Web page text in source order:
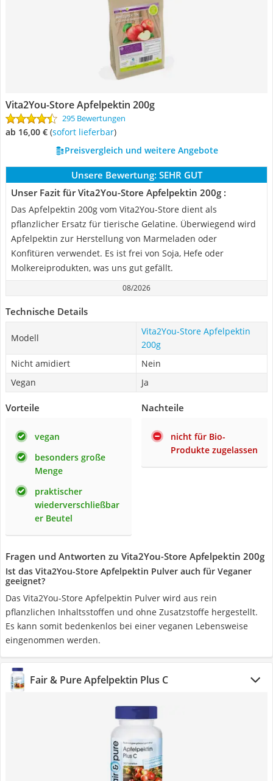
Vita2You-Store Apfelpektin 200g
295 Bewertungen
ab 16,00 € ( Sofort lieferbar)
Preisvergleich und weitere Angebote
Unsere Bewertung: SEHR GUT
Unser Fazit für Vita2You-Store Apfelpektin 200g :
Das Apfelpektin 200g vom Vita2You-Store dient als
pflanzlicher Ersatz für tierische Gelatine. Überwiegend wird
Apfelpektin zur Herstellung von Marmeladen oder
Konfitüren verwendet. Es ist frei von Soja, Hefe oder
Molkereiprodukten, was uns gut gefällt.
08/2026
Technische Details
Modell
Vita2You-Store Apfelpektin
200g
Nicht amidiert
Nein
Vegan
Ja
Vorteile
vegan
besonders große
Menge
praktischer
wiederverschließbar
er Beutel
Nachteile
nicht für Bio-
Produkte zugelassen
Fragen und Antworten zu Vita2You-Store Apfelpektin 200g
Ist das Vita2You-Store Apfelpektin Pulver auch für Veganer
geeignet?
Das Vita2You-Store Apfelpektin Pulver wird aus rein
pflanzlichen Inhaltsstoffen und ohne Zusatzstoffe hergestellt.
Es kann somit bedenkenlos bei einer veganen Lebensweise
eingenommen werden.
Fair & Pure Apfelpektin Plus C